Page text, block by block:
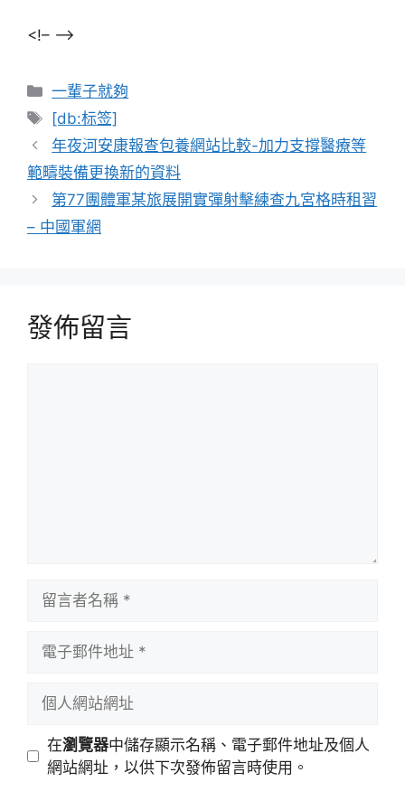
<!– –>
分
類
一輩子就夠
標
籤
[db:标签]
年夜河安康報查包養網站比較-加力支撐醫療等
範疇裝備更換新的資料
第77團體軍某旅展開實彈射擊練查九宮格時租習
– 中國軍網
發佈留言
址
站
在瀏覽器中儲存顯示名稱、電子郵件地址及個人
網站網址，以供下次發佈留言時使用。